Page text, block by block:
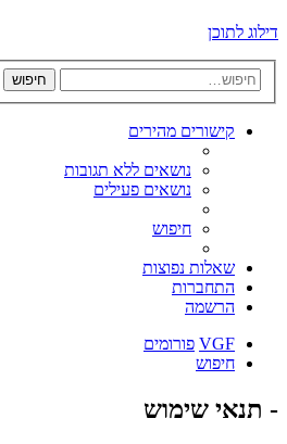
דילוג לתוכן
חיפוש
קישורים מהירים
נושאים ללא תגובות
נושאים פעילים
חיפוש
שאלות נפוצות
התחברות
הרשמה
VGF פורומים
חיפוש
- תנאי שימוש